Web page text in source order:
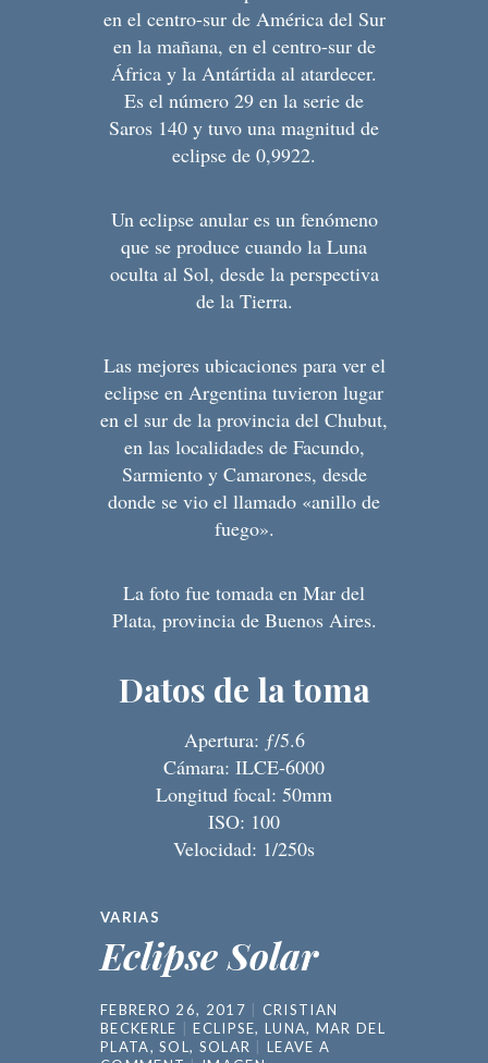
en el centro-sur de América del Sur
en la mañana, en el centro-sur de
África y la Antártida al atardecer.
Es el número 29 en la serie de
Saros 140 y tuvo una magnitud de
eclipse de 0,9922.
Un eclipse anular es un fenómeno
que se produce cuando la Luna
oculta al Sol, desde la perspectiva
de la Tierra.
Las mejores ubicaciones para ver el
eclipse en Argentina tuvieron lugar
en el sur de la provincia del Chubut,
en las localidades de Facundo,
Sarmiento y Camarones, desde
donde se vio el llamado «anillo de
fuego».
La foto fue tomada en Mar del
Plata, provincia de Buenos Aires.
Datos de la toma
Apertura: ƒ/5.6
Cámara: ILCE-6000
Longitud focal: 50mm
ISO: 100
Velocidad: 1/250s
VARIAS
Eclipse Solar
FEBRERO 26, 2017
CRISTIAN
BECKERLE
ECLIPSE,LUNA, MAR DEL
PLATA,SOL, SOLAR
LEAVE A